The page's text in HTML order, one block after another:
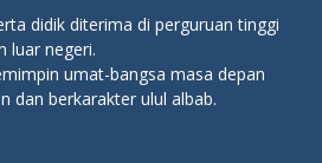
didik diterima di perguruan tinggi
luar negeri.
umat-bangsa masa depan
dan berkarakter ulul albab.